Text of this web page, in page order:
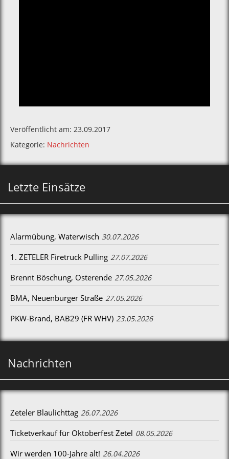
Veröffentlicht am: 23.09.2017
Kategorie: Nachrichten
Letzte Einsätze
Alarmübung, Waterwisch 30.07.2026
1. ZETELER Firetruck Pulling 27.07.2026
Brennt Böschung, Osterende 27.05.2026
BMA, Neuenburger Straße 27.05.2026
PKW-Brand, BAB29 (FR WHV) 23.05.2026
Nachrichten
Zeteler Blaulichttag 26.07.2026
Ticketverkauf für Oktoberfest Zetel 08.05.2026
Wir werden 100-Jahre alt! 26.04.2026